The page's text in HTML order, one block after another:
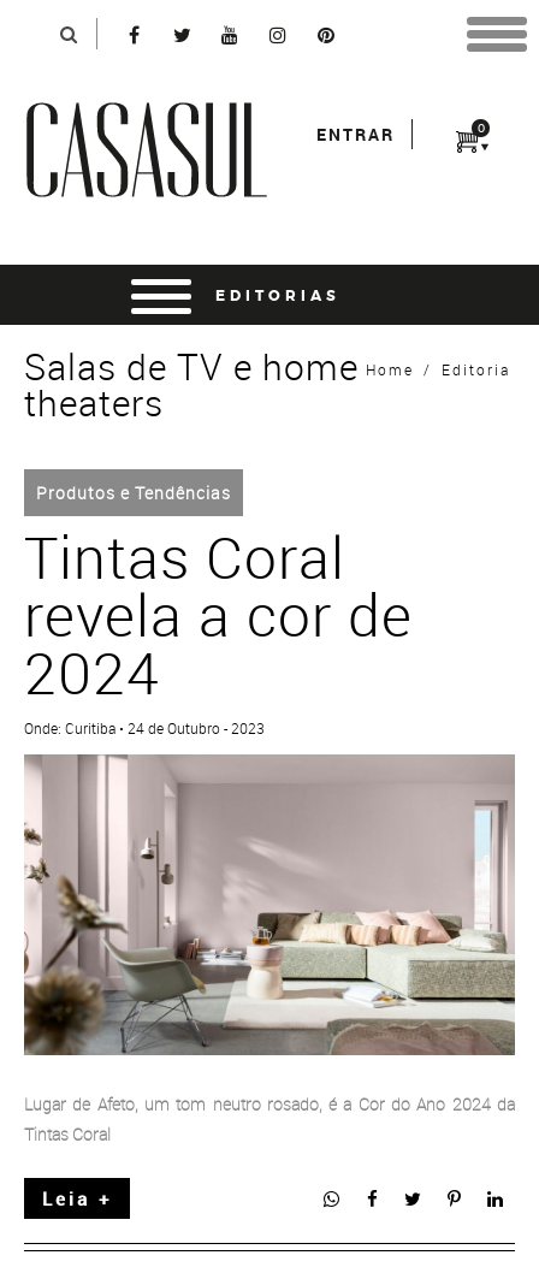
0
ENTRAR
Home / Editoria
Salas de TV e home
theaters
Produtos e Tendências
Tintas Coral
revela a cor de
2024
Onde: Curitiba • 24 de Outubro - 2023
Lugar de Afeto, um tom neutro rosado, é a Cor do Ano 2024 da
Tintas Coral
Leia +
*Para finalizar sua compra informe seu e-mail:
*Senha:
entrar usando o facebook